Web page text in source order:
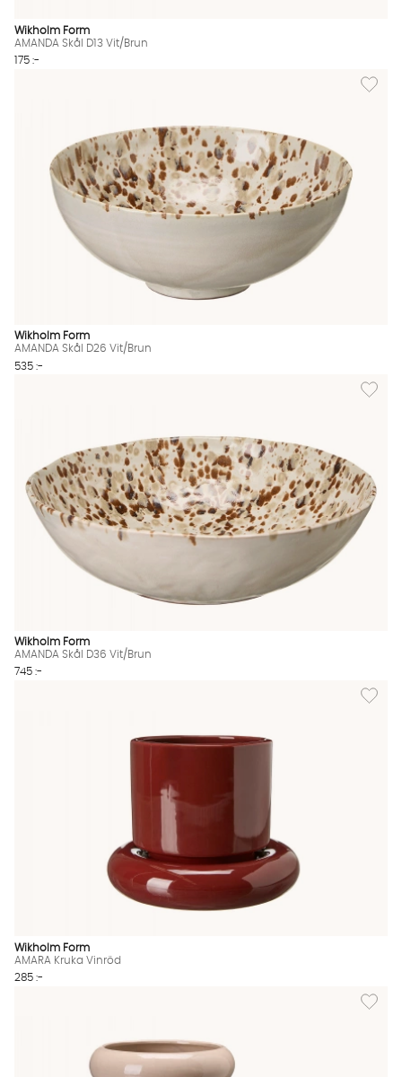
Wikholm Form
AMANDA Skål D13 Vit/Brun
175 :-
Lägg
Wikholm Form
AMANDA Skål D26 Vit/Brun
535 :-
Lägg
Wikholm Form
AMANDA Skål D36 Vit/Brun
745 :-
Lägg
Wikholm Form
AMARA Kruka Vinröd
285 :-
Lägg